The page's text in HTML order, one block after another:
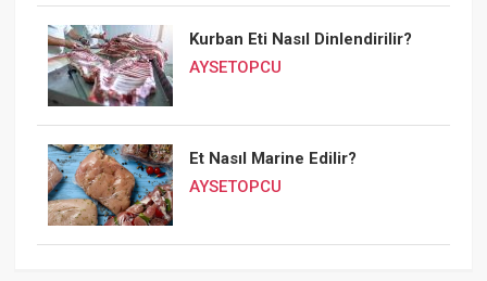
Kurban Eti Nasıl Dinlendirilir?
AYSETOPCU
Et Nasıl Marine Edilir?
AYSETOPCU